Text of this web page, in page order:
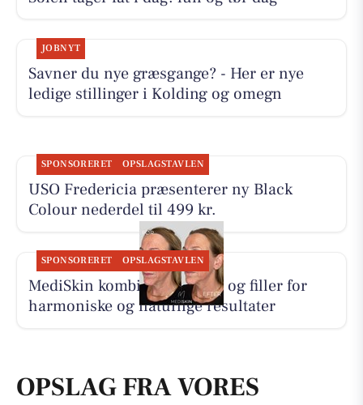
JOBNYT
Savner du nye græsgange? - Her er nye
ledige stillinger i Kolding og omegn
SPONSORERET OPSLAGSTAVLEN
USO Fredericia præsenterer ny Black
Colour nederdel til 499 kr.
SPONSORERET OPSLAGSTAVLEN
MediSkin kombinerer botox og filler for
harmoniske og naturlige resultater
OPSLAG FRA VORES